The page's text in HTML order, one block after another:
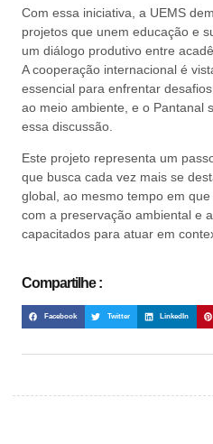
Com essa iniciativa, a UEMS
projetos que unem educação e
um diálogo produtivo entre
A cooperação internacional é
essencial para enfrentar
ao meio ambiente, e o Pantanal
essa discussão.
Este projeto representa um
que busca cada vez mais se
global, ao mesmo tempo em
com a preservação ambiental e
capacitados para atuar em
Compartilhe :
Facebook Twitter LinkedIn